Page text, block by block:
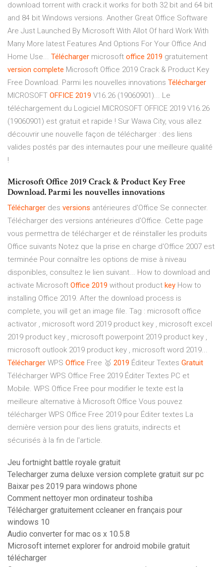
download torrent with crack.it works for both 32 bit and 64 bit
and 84 bit Windows versions. Another Great Office Software
Are Just Launched By Microsoft With Allot Of hard Work With
Many More latest Features And Options For Your Office And
Home Use... Télécharger microsoft office 2019 gratuitement
version complete Microsoft Office 2019 Crack & Product Key
Free Download. Parmi les nouvelles innovations Télécharger
MICROSOFT OFFICE 2019 V16.26 (19060901)... Le
téléchargement du Logiciel MICROSOFT OFFICE 2019 V16.26
(19060901) est gratuit et rapide ! Sur Wawa City, vous allez
découvrir une nouvelle façon de télécharger : des liens
valides postés par des internautes pour une meilleure qualité
!
Microsoft Office 2019 Crack & Product Key Free
Download. Parmi les nouvelles innovations
Télécharger des versions antérieures d'Office Se connecter.
Télécharger des versions antérieures d'Office. Cette page
vous permettra de télécharger et de réinstaller les produits
Office suivants Notez que la prise en charge d'Office 2007 est
terminée Pour connaître les options de mise à niveau
disponibles, consultez le lien suivant... How to download and
activate Microsoft Office 2019 without product key How to
installing Office 2019. After the download process is
complete, you will get an image file. Tag : microsoft office
activator , microsoft word 2019 product key , microsoft excel
2019 product key , microsoft powerpoint 2019 product key ,
microsoft outlook 2019 product key , microsoft word 2019...
Télécharger WPS Office Free 🥇 2019 Éditeur Textes Gratuit
Télécharger WPS Office Free 2019 Éditer Textes PC et
Mobile. WPS Office Free pour modifier le texte est la
meilleure alternative à Microsoft Office Vous pouvez
télécharger WPS Office Free 2019 pour Éditer textes La
dernière version pour des liens gratuits, indirects et
sécurisés à la fin de l'article.
Jeu fortnight battle royale gratuit
Telecharger zuma deluxe version complete gratuit sur pc
Baixar pes 2019 para windows phone
Comment nettoyer mon ordinateur toshiba
Télécharger gratuitement ccleaner en français pour
windows 10
Audio converter for mac os x 10.5.8
Microsoft internet explorer for android mobile gratuit
télécharger